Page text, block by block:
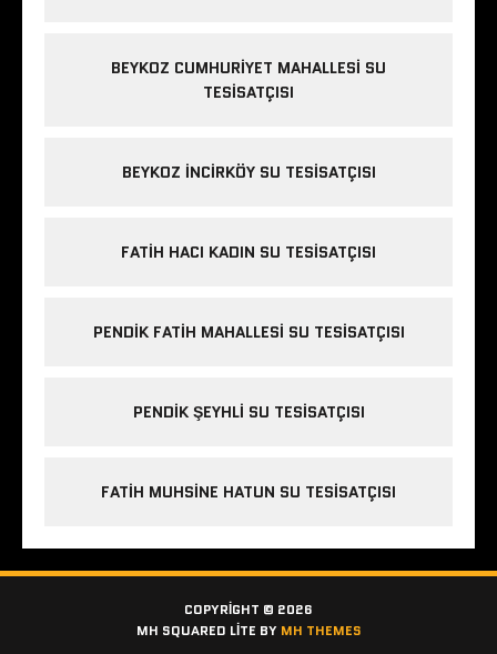
BEYKOZ CUMHURIYET MAHALLESI SU
TESISATÇISI
BEYKOZ INCIRKÖY SU TESISATÇISI
FATIH HACI KADIN SU TESISATÇISI
PENDIK FATIH MAHALLESI SU TESISATÇISI
PENDIK ŞEYHLI SU TESISATÇISI
FATIH MUHSINE HATUN SU TESISATÇISI
COPYRIGHT © 2026
MH SQUARED LITE BY MH THEMES